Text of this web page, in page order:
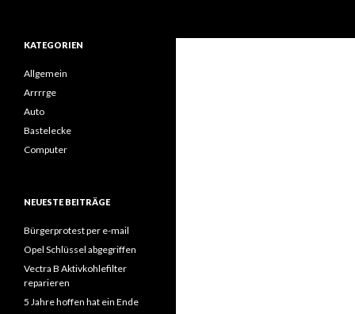
KATEGORIEN
Allgemein
Arrrrge
Auto
Bastelecke
Computer
NEUESTE BEITRÄGE
Bürgerprotest per e-mail
Opel Schlüssel abgegriffen
Vectra B Aktivkohlefilter
reparieren
5 Jahre hoffen hat ein Ende